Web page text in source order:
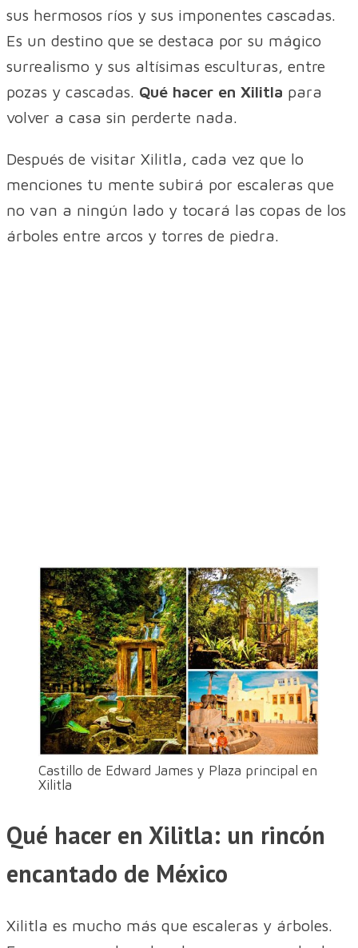
sus hermosos ríos y sus imponentes cascadas.
Es un destino que se destaca por su mágico
surrealismo y sus altísimas esculturas, entre
pozas y cascadas. Qué hacer en Xilitla para
volver a casa sin perderte nada.
Después de visitar Xilitla, cada vez que lo
menciones tu mente subirá por escaleras que
no van a ningún lado y tocará las copas de los
árboles entre arcos y torres de piedra.
Castillo de Edward James y Plaza principal en
Xilitla
Qué hacer en Xilitla: un rincón
encantado de México
Xilitla es mucho más que escaleras y árboles.